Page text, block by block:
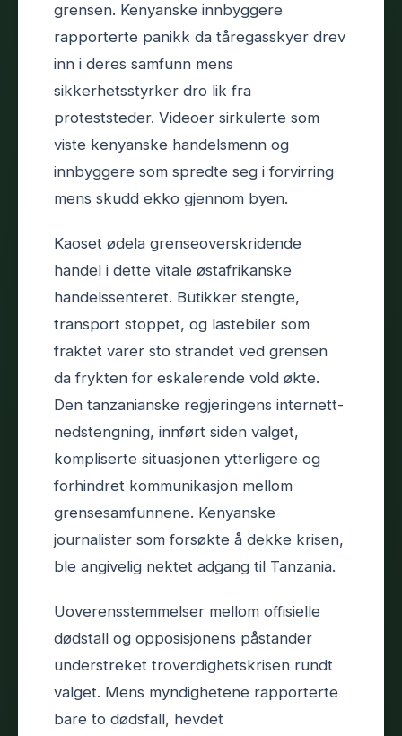
grensen. Kenyanske innbyggere
rapporterte panikk da tåregasskyer drev
inn i deres samfunn mens
sikkerhetsstyrker dro lik fra
proteststeder. Videoer sirkulerte som
viste kenyanske handelsmenn og
innbyggere som spredte seg i forvirring
mens skudd ekko gjennom byen.
Kaoset ødela grenseoverskridende
handel i dette vitale østafrikanske
handelssenteret. Butikker stengte,
transport stoppet, og lastebiler som
fraktet varer sto strandet ved grensen
da frykten for eskalerende vold økte.
Den tanzanianske regjeringens internett-
nedstengning, innført siden valget,
kompliserte situasjonen ytterligere og
forhindret kommunikasjon mellom
grensesamfunnene. Kenyanske
journalister som forsøkte å dekke krisen,
ble angivelig nektet adgang til Tanzania.
Uoverensstemmelser mellom offisielle
dødstall og opposisjonens påstander
understreket troverdighetskrisen rundt
valget. Mens myndighetene rapporterte
bare to dødsfall, hevdet